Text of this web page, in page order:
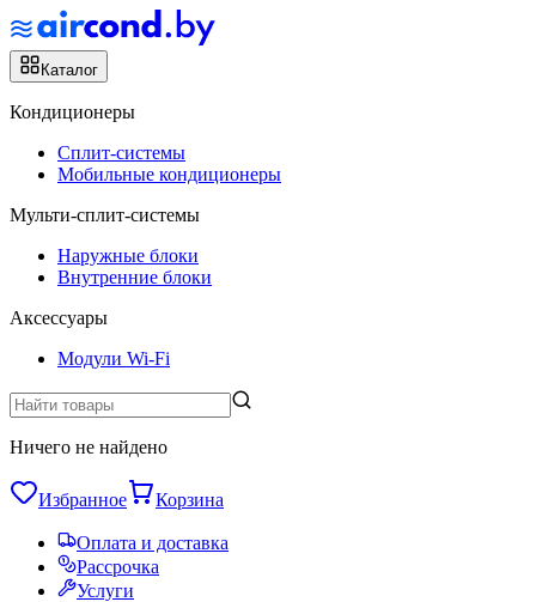
Каталог
Кондиционеры
Сплит-системы
Мобильные кондиционеры
Мульти-сплит-системы
Наружные блоки
Внутренние блоки
Аксессуары
Модули Wi-Fi
Ничего не найдено
Избранное Корзина
Оплата и доставка
Рассрочка
Услуги